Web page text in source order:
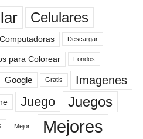
Celulares
Computadoras Descargar
para Colorear Fondos
Google Gratis Imagenes
Juego Juegos
Mejor Mejores